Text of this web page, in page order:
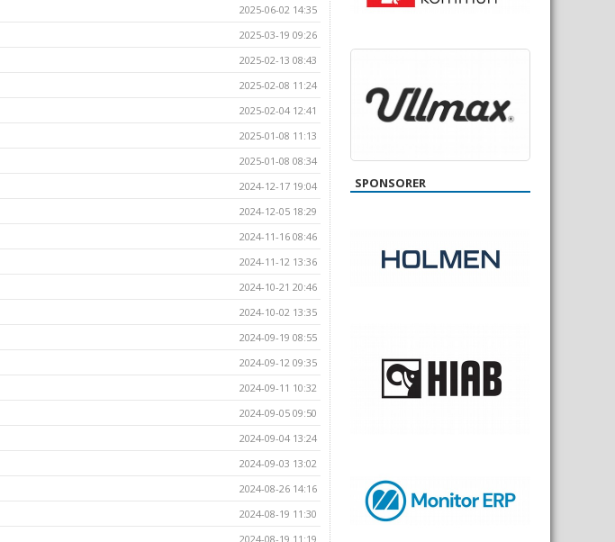
2025-06-02 14:35
2025-03-19 09:26
2025-02-13 08:43
2025-02-08 11:24
2025-02-04 12:41
2025-01-08 11:13
2025-01-08 08:34
2024-12-17 19:04
2024-12-05 18:29
2024-11-16 08:46
2024-11-12 13:36
2024-10-21 20:46
2024-10-02 13:35
2024-09-19 08:55
2024-09-12 09:35
2024-09-11 10:32
2024-09-05 09:50
2024-09-04 13:24
2024-09-03 13:02
2024-08-26 14:16
2024-08-19 11:30
2024-08-19 11:19
SPONSORER